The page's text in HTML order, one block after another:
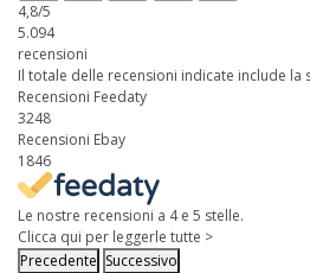
4,8/5
5.094
recensioni
Il totale delle recensioni indicate include la
Recensioni Feedaty
3248
Recensioni Ebay
1846
Le nostre recensioni a 4 e 5 stelle.
Clicca qui per leggerle tutte >
Precedente Successivo